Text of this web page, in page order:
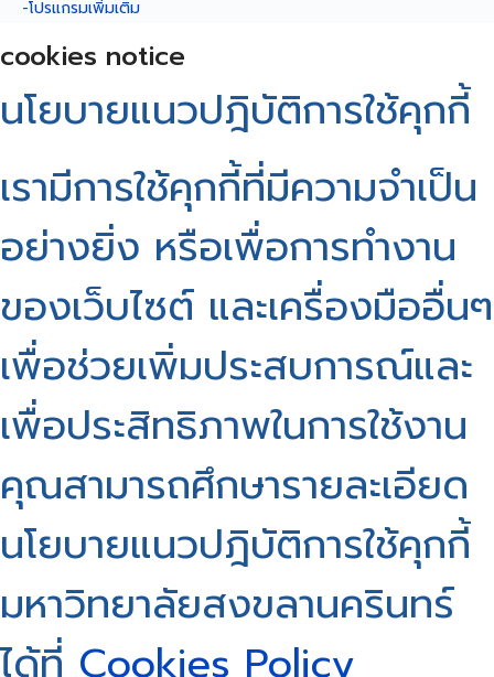
-โปรแกรมเพิ่มเติม
cookies notice
นโยบายแนวปฎิบัติการใช้คุกกี้
เรามีการใช้คุกกี้ที่มีความจำเป็น
อย่างยิ่ง หรือเพื่อการทำงาน
ของเว็บไซต์ และเครื่องมืออื่นๆ
เพื่อช่วยเพิ่มประสบการณ์และ
เพื่อประสิทธิภาพในการใช้งาน
คุณสามารถศึกษารายละเอียด
นโยบายแนวปฎิบัติการใช้คุกกี้
มหาวิทยาลัยสงขลานครินทร์
ได้ที่ Cookies Policy